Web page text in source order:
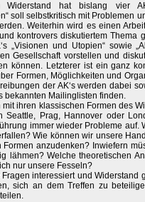
hat bislang vier
soll selbstkritisch mit Problemen
Weiterhin wird es einen
kontrovers diskutiertem Thema
„Visionen und Utopien“ sowie
Gesellschaft vorstellen und
können. Letzterer ist ein ganz
Formen, Möglichkeiten und
der AK‘s werden dabei
bekannten Mailinglisten finden.
ihren klassischen Formen des
Seattle, Prag, Hannover oder
immer wieder Probleme auf.
Wie können wir unsere
anzudenken? Inwiefern
lähmen? Welche theoretischen
nur unsere Fesseln?
interessiert und
sich an dem Treffen zu